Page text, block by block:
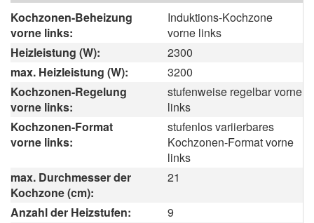
Kochzonen-Beheizung
vorne links:
Induktions-Kochzone
vorne links
Heizleistung (W):
2300
max. Heizleistung (W):
3200
Kochzonen-Regelung
vorne links:
stufenweise regelbar vorne
links
Kochzonen-Format
vorne links:
stufenlos variierbares
Kochzonen-Format vorne
links
max. Durchmesser der
Kochzone (cm):
21
Anzahl der Heizstufen:
9